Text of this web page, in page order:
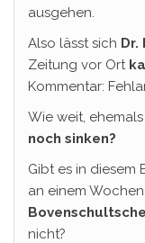
ausgehen.
Also lässt sich Dr.
Zeitung vor Ort
Kommentar:
Wie weit,
noch sinken?
Gibt es in diesem
an einem
nicht?